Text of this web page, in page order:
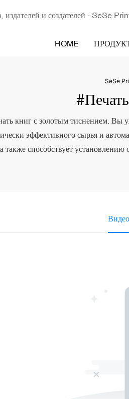
издателей и создателей - SeSe
HOME
SeSe
книг с золотым тиснением. Вы
эффективного сырья и
также способствует
Видео